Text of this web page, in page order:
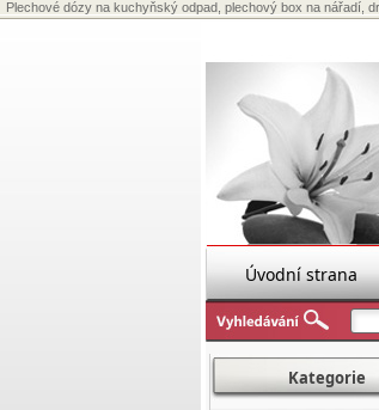
Plechové dózy na kuchyňský odpad, plechový box na nářadí,
Úvodní strana
Kategorie